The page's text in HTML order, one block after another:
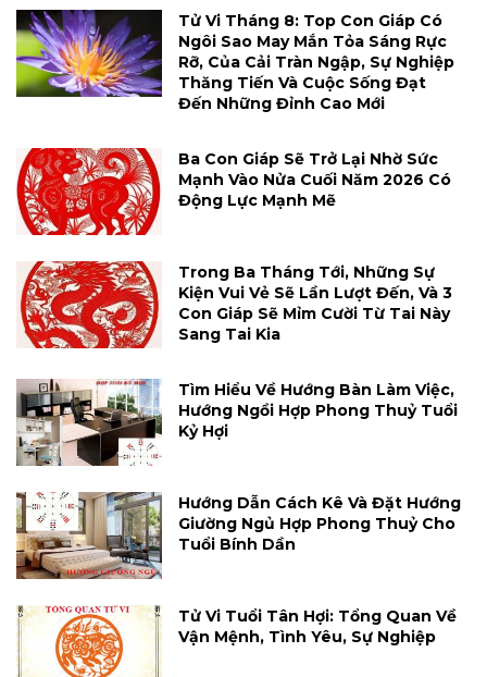
Tử Vi Tháng 8: Top Con Giáp Có
Ngôi Sao May Mắn Tỏa Sáng Rực
Rỡ, Của Cải Tràn Ngập, Sự Nghiệp
Thăng Tiến Và Cuộc Sống Đạt
Đến Những Đỉnh Cao Mới
Ba Con Giáp Sẽ Trở Lại Nhờ Sức
Mạnh Vào Nửa Cuối Năm 2026 Có
Động Lực Mạnh Mẽ
Trong Ba Tháng Tới, Những Sự
Kiện Vui Vẻ Sẽ Lần Lượt Đến, Và 3
Con Giáp Sẽ Mỉm Cười Từ Tai Này
Sang Tai Kia
Tìm Hiểu Về Hướng Bàn Làm Việc,
Hướng Ngồi Hợp Phong Thuỷ Tuổi
Kỷ Hợi
Hướng Dẫn Cách Kê Và Đặt Hướng
Giường Ngủ Hợp Phong Thuỷ Cho
Tuổi Bính Dần
Tử Vi Tuổi Tân Hợi: Tổng Quan Về
Vận Mệnh, Tình Yêu, Sự Nghiệp